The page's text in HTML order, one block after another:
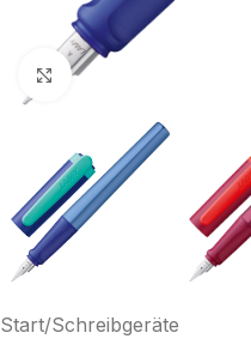
Klick zum Vergrößern
Start/Schreibgeräte